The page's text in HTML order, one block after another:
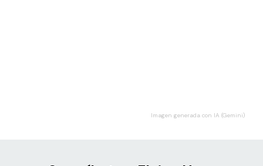
Imagen generada con IA (Gemini)